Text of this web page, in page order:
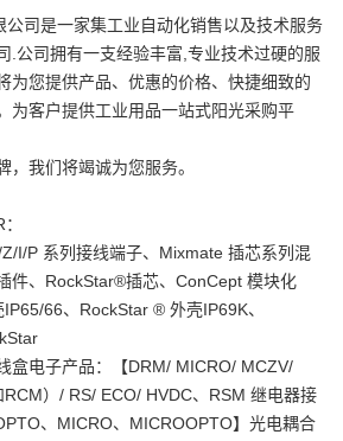
公司是一家集工业自动化销售以及技术服务
.公司拥有一支经验丰富,专业技术过硬的服
为您提供产品、优惠的价格、快捷细致的
为客户提供工业用品一站式阳光采购平
，我们将竭诚为您服务。
I/P 系列接线端子、Mixmate 插芯系列混
件、RockStar®插芯、ConCept 模块化
66、RockStar ® 外壳IP69K、
盒电子产品：【DRM/ MICRO/ MCZV/
）/ RS/ ECO/ HVDC、RSM 继电器接
、MICRO、MICROOPTO】光电耦合